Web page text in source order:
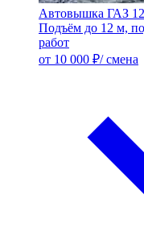
Автовышка ГАЗ
Подъём до 12 м,
работ
от 10 000 ₽/ смена